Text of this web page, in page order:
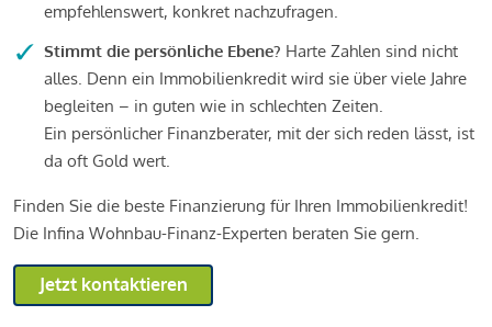
empfehlenswert, konkret nachzufragen.
Stimmt die persönliche Ebene? Harte Zahlen sind nicht
alles. Denn ein Immobilienkredit wird sie über viele Jahre
begleiten – in guten wie in schlechten Zeiten.
Ein persönlicher Finanzberater, mit der sich reden lässt, ist
da oft Gold wert.
Finden Sie die beste Finanzierung für Ihren Immobilienkredit!
Die Infina Wohnbau-Finanz-Experten beraten Sie gern.
Jetzt kontaktieren